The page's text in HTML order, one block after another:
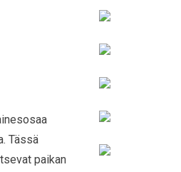
Tässä
paikan